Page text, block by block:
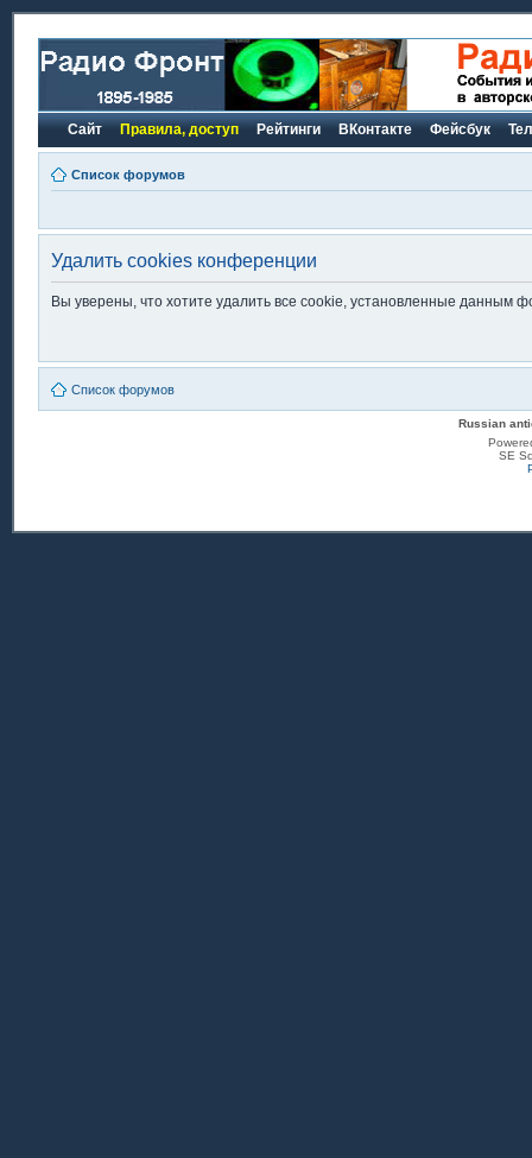
Сайт Правила, доступ Рейтинги ВКонтакте Фейсбук
Список форумов
Удалить cookies конференции
Вы уверены, что хотите удалить все cookie, установленные данным
Список форумов
Russian
SE